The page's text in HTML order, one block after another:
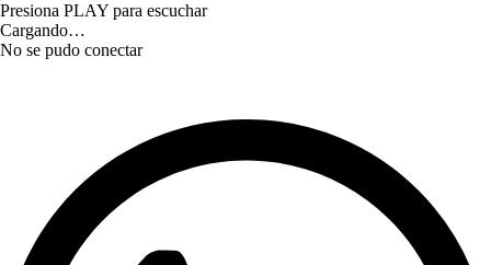
Presiona PLAY para escuchar
Cargando…
No se pudo conectar